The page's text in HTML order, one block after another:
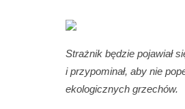
Strażnik będzie pojawiał
i przypominał, aby nie
ekologicznych grzechów.